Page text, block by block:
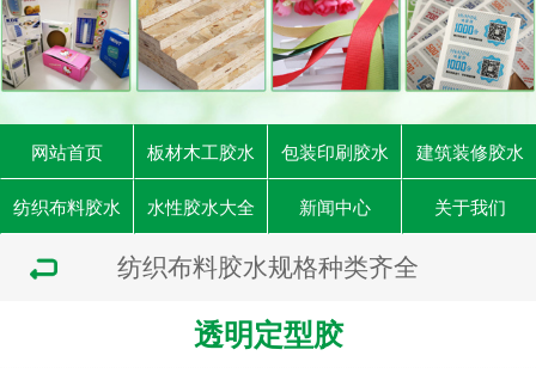
网站首页 板材木工胶水 包装印刷胶水 建筑装修胶水
纺织布料胶水 水性胶水大全 新闻中心 关于我们
纺织布料胶水规格种类齐全
透明定型胶